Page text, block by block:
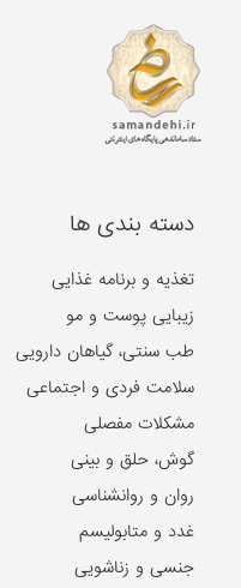
دسته بندی ها
تغذیه و برنامه غذایی
زیبایی پوست و مو
طب سنتی، گیاهان دارویی
سلامت فردی و اجتماعی
مشکلات مفصلی
گوش، حلق و بینی
روان و روانشناسی
غدد و متابولیسم
جنسی و زناشویی